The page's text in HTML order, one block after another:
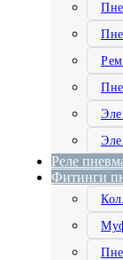
Реле
Фитинги